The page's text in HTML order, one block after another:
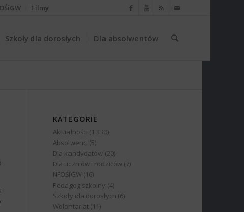
Filmy
Szkoły dla dorosłych Dla absolwentów
KATEGORIE
Aktualności (1 330)
Absolwenci (5)
Dla kandydatów (20)
Dla uczniów i rodziców (7)
NFOŚiGW (16)
Pedagog szkolny (4)
Szkoły dla dorosłych (6)
Wolontariat (11)